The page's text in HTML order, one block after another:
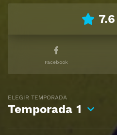
7.6
Facebook
ELEGIR TEMPORADA
Temporada 1